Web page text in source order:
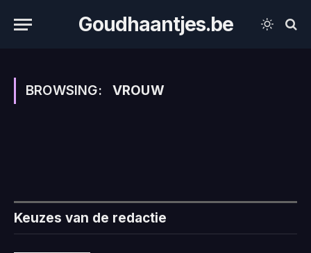
Goudhaantjes.be
BROWSING: VROUW
Keuzes van de redactie